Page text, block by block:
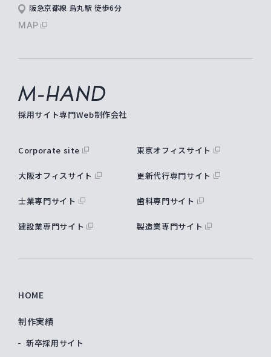
阪急京都線 烏丸駅 徒歩6分
MAP
M-hand
採用サイト専門Web制作会社
Corporate site 東京オフィスサイト
大阪オフィスサイト 更新代行専門サイト
士業専門サイト 歯科専門サイト
建設業専門サイト 製造業専門サイト
HOME
制作実績
新卒採用サイト